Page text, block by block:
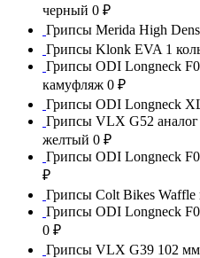
черный 0 ₽
Грипсы Merida High
Грипсы Klonk EVA 1
Грипсы ODI Longneck
камуфляж 0 ₽
Грипсы ODI Longneck
Грипсы VLX G52
желтый 0 ₽
Грипсы ODI Longneck
₽
Грипсы Colt Bikes Waffle
Грипсы ODI Longneck
0 ₽
Грипсы VLX G39 102 мм